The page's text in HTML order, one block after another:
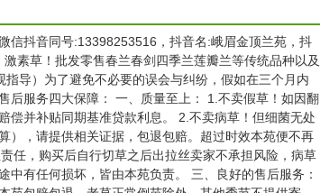
信抖音同号:13398253516，抖音名:峨眉金顶兰苑，抖
素草！批发零售春兰春剑四季兰莲瓣兰等传统品种以及
导）为了避免不必要的误会与纠纷，假如在三个月内
后服务四大保障： 一、质量至上： 1.不卖假草！如因翻
偿并补贴同期基准贷款利息。 2.不卖病草！但细菌无处
），请提供相关证据，包退包赔。超过时效本苑便不再
任，购买后自行切草之后出拉丝卖家不承担风险，病草
有任何损坏，皆由本苑负责。 三、良好的售后服务：